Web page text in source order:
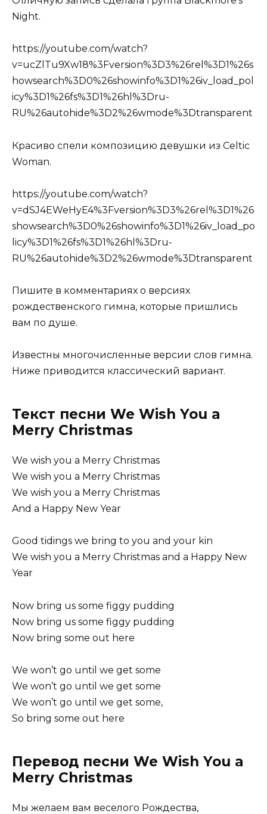
Night.
https://youtube.com/watch?
v=ucZlTu9Xw18%3Fversion%3D3%26rel%3D1%26s
howsearch%3D0%26showinfo%3D1%26iv_load_pol
icy%3D1%26fs%3D1%26hl%3Dru-
RU%26autohide%3D2%26wmode%3Dtransparent
Красиво спели композицию девушки из Celtic
Woman.
https://youtube.com/watch?
v=dSJ4EWeHyE4%3Fversion%3D3%26rel%3D1%26
showsearch%3D0%26showinfo%3D1%26iv_load_po
licy%3D1%26fs%3D1%26hl%3Dru-
RU%26autohide%3D2%26wmode%3Dtransparent
Пишите в комментариях о версиях
рождественского гимна, которые пришлись
вам по душе.
Известны многочисленные версии слов гимна.
Ниже приводится классический вариант.
Текст песни We Wish You a
Merry Christmas
We wish you a Merry Christmas
We wish you a Merry Christmas
We wish you a Merry Christmas
And a Happy New Year
Good tidings we bring to you and your kin
We wish you a Merry Christmas and a Happy New
Year
Now bring us some figgy pudding
Now bring us some figgy pudding
Now bring some out here
We won’t go until we get some
We won’t go until we get some
We won’t go until we get some,
So bring some out here
Перевод песни We Wish You a
Merry Christmas
Мы желаем вам веселого Рождества,